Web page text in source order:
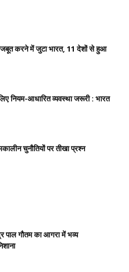
करने में जुटा भारत, 11 देशों से हुआ
नियम-आधारित व्यवस्था जरूरी : भारत
चुनौतियों पर तीखा प्रश्न
पाल गौतम का आगरा में भव्य